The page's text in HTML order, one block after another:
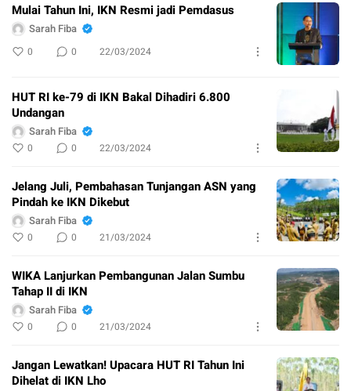
Mulai Tahun Ini, IKN Resmi jadi Pemdasus
Sarah Fiba
0 0 22/03/2024
HUT RI ke-79 di IKN Bakal Dihadiri 6.800
Undangan
Sarah Fiba
0 0 22/03/2024
Jelang Juli, Pembahasan Tunjangan ASN yang
Pindah ke IKN Dikebut
Sarah Fiba
0 0 21/03/2024
WIKA Lanjurkan Pembangunan Jalan Sumbu
Tahap II di IKN
Sarah Fiba
0 0 21/03/2024
Jangan Lewatkan! Upacara HUT RI Tahun Ini
Dihelat di IKN Lho